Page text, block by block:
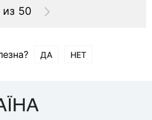
из 50
ДА НЕТ